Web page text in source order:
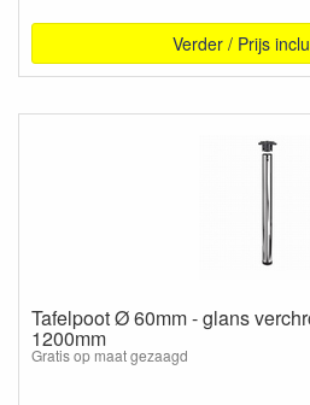
Verder / Prijs
Tafelpoot Ø 60mm - glans
1200mm
Gratis op maat gezaagd